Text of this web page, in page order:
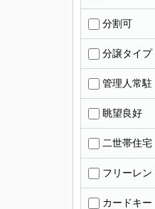
分割可
分譲タイプ
管理人常駐
眺望良好
二世帯住宅
フリーレン
カードキー